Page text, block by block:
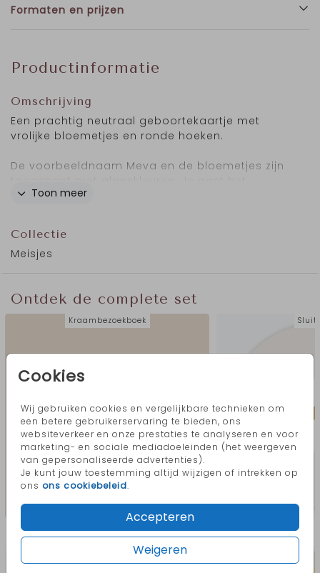
Cookies
Wij gebruiken cookies en vergelijkbare technieken om
een betere gebruikerservaring te bieden, ons
websiteverkeer en onze prestaties te analyseren en voor
marketing- en sociale mediadoeleinden (het weergeven
van gepersonaliseerde advertenties).
Je kunt jouw toestemming altijd wijzigen of intrekken op
ons ons cookiebeleid.
Accepteren
Weigeren
Formaten en prijzen
Productinformatie
Omschrijving
Een prachtig neutraal geboortekaartje met
vrolijke bloemetjes en ronde hoeken.
De voorbeeldnaam Meva en de bloemetjes zijn
geboortekaartje eenvoudig naar jouw smaak
Toon meer
Collectie
Meisjes
Ontdek de complete set
Kraambezoekboek
Meer in deze stijl